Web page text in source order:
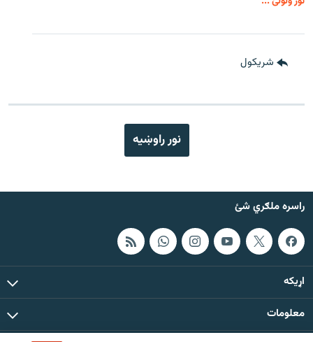
شريکول
نور راوښيه
راسره ملګري شئ
اړيکه
معلومات